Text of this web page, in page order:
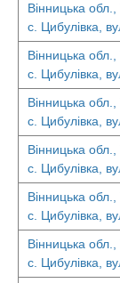
Вінницька
с. Цибулівка,
Вінницька
с. Цибулівка,
Вінницька
с. Цибулівка,
Вінницька
с. Цибулівка,
Вінницька
с. Цибулівка,
Вінницька
с. Цибулівка,